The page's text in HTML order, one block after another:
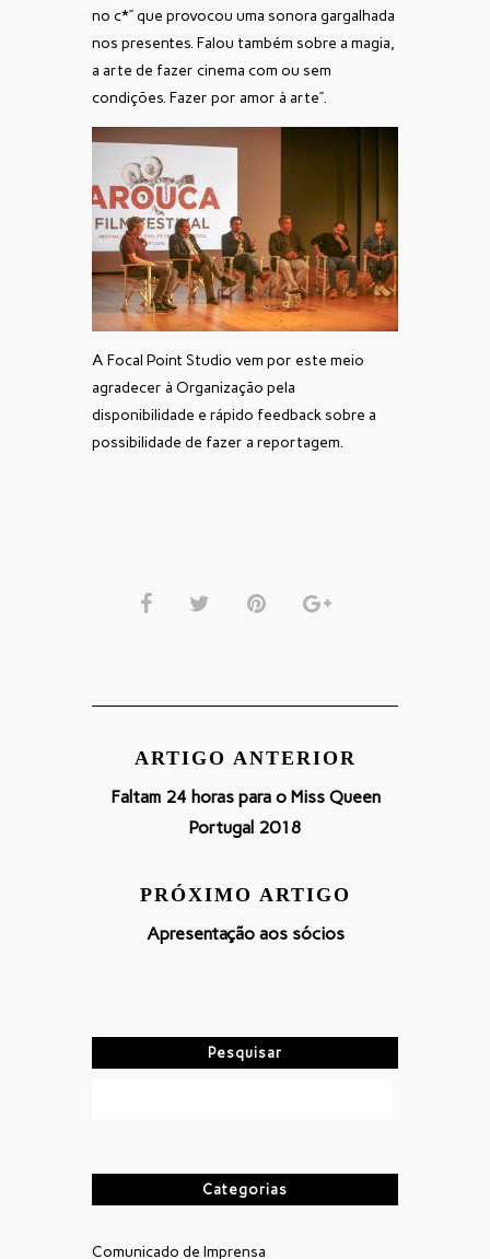
no c*” que provocou uma sonora gargalhada
nos presentes. Falou também sobre a magia,
a arte de fazer cinema com ou sem
condições. Fazer por amor à arte”.
A Focal Point Studio vem por este meio
agradecer à Organização pela
disponibilidade e rápido feedback sobre a
possibilidade de fazer a reportagem.
ARTIGO ANTERIOR
Faltam 24 horas para o Miss Queen
Portugal 2018
PRÓXIMO ARTIGO
Apresentação aos sócios
Pesquisar
Categorias
Comunicado de Imprensa